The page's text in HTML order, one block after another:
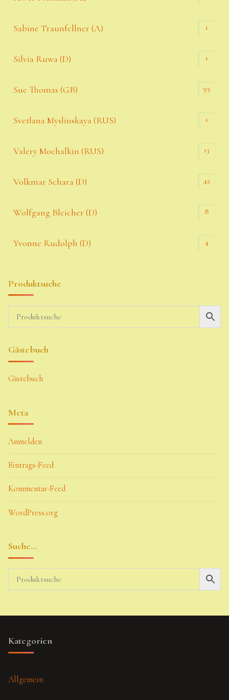
Sabine Traunfellner (A) 1
Silvia Ruwa (D) 1
Sue Thomas (GB) 93
Svetlana Myslinskaya (RUS) 1
Valery Mochalkin (RUS) 13
Volkmar Schara (D) 42
Wolfgang Bleicher (D) 8
Yvonne Rudolph (D) 4
Produktsuche
Gästebuch
Gästebuch
Meta
Anmelden
Eintrags-Feed
Kommentar-Feed
WordPress.org
Suche…
Kategorien
Allgemein